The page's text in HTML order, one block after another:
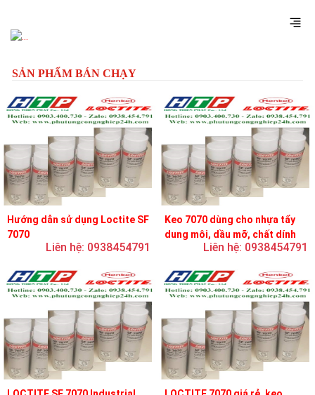
SẢN PHẨM BÁN CHẠY
Hướng dẫn sử dụng Loctite SF
7070
Liên hệ: 0938454791
Keo 7070 dùng cho nhựa tẩy
dung môi, dầu mỡ, chất dính
và chất bôi trơnLiên hệ: 0938454791